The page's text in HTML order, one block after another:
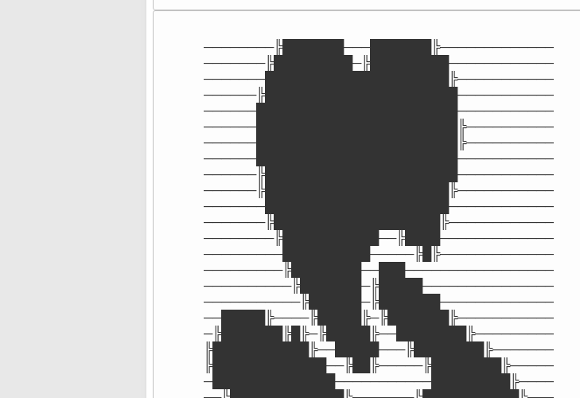
────────╠███████───███████╠─────────────
───────╠█████████─╠█████████────────────
───────█████████████████████╠───────────
──────╠██████████████████████───────────
──────███████████████████████───────────
──────███████████████████████╠──────────
──────███████████████████████╠──────────
──────███████████████████████───────────
──────╠██████████████████████───────────
──────╠█████████████████████╠───────────
───────█████████████████████────────────
───────╠███████████████████╠────────────
────────╠███████████──╠████─────────────
─────────██████████─────╠█╠─────────────
─────────╠████████──███─────────────────
──────────╠███████─╠█████───────────────
───────────╠██████─╠███████─────────────
──█████╠────╠█████╠─╠███████╠───────────
─╠███████╠█╠─╠█████╠──████████╠─────────
╠███████████╠──█████───╠████████╠───────
╠█████████████──╠██╠─────╠████████╠─────
─██████████████───────────█████████╠────